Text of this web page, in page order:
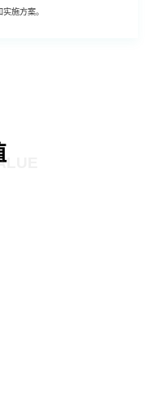
施方案。